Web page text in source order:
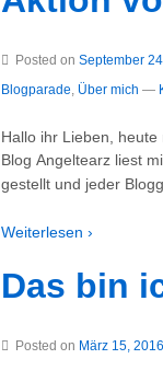
Posted on September
Blogparade, Über mich —
Hallo ihr Lieben,
Blog Angeltearz liest
gestellt und jeder
Weiterlesen ›
Das bin
Posted on März 15, 2016